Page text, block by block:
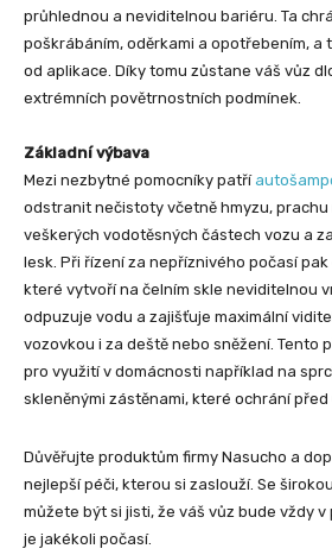
průhlednou a neviditelnou bariéru. Ta
poškrábáním, oděrkami a opotřebením, a
od aplikace. Díky tomu zůstane váš vůz
extrémních povětrnostních podmínek.
Základní výbava
Mezi nezbytné pomocníky patří
odstranit nečistoty včetně hmyzu, prachu
veškerých vodotěsných částech vozu a
lesk. Při řízení za nepříznivého počasí
které vytvoří na čelním skle neviditelnou
odpuzuje vodu a zajišťuje maximální
vozovkou i za deště nebo sněžení. Tento
pro využití v domácnosti například na
skleněnými zástěnami, které ochrání
Důvěřujte produktům firmy Nasucho a
nejlepší péči, kterou si zaslouží. Se
můžete být si jisti, že váš vůz bude vždy
je jakékoli počasí.